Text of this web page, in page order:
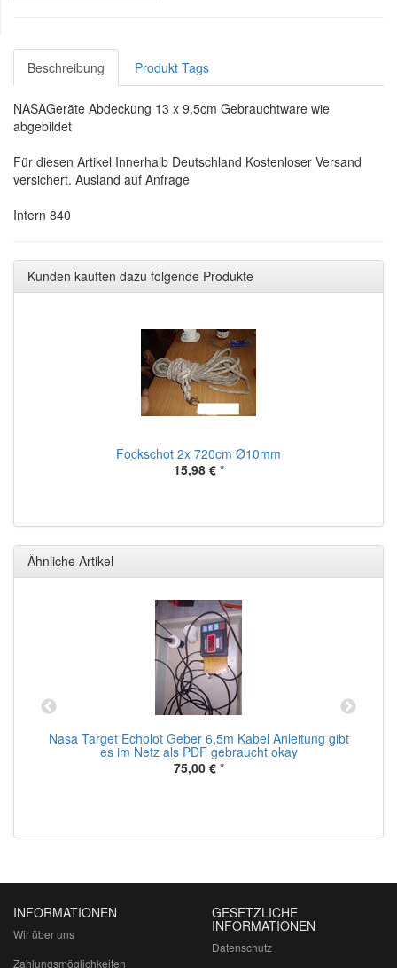
Beschreibung Produkt Tags
NASAGeräte Abdeckung 13 x 9,5cm Gebrauchtware wie
abgebildet
Für diesen Artikel Innerhalb Deutschland Kostenloser Versand
versichert. Ausland auf Anfrage
Intern 840
Kunden kauften dazu folgende Produkte
Fockschot 2x 720cm Ø10mm
15,98 € *
Ähnliche Artikel
Nasa Target Echolot Geber 6,5m Kabel Anleitung gibt
es im Netz als PDF gebraucht okay
75,00 € *
INFORMATIONEN
Wir über uns
Zahlungsmöglichkeiten
GESETZLICHE
INFORMATIONEN
Datenschutz